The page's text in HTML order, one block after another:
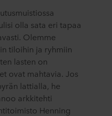
olla sata eri tapaa
Olemme
tiloihin ja ryhmiin
lasten on
ovat mahtavia. Jos
lattialla, he
arkkitehti
Henning